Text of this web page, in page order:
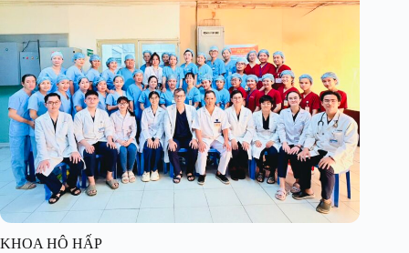
KHOA HÔ HẤP